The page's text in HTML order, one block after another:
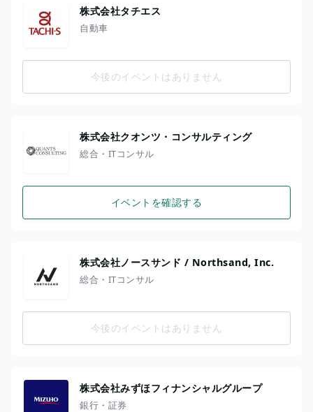
株式会社タチエス
自動車
今後のイベントはありません
株式会社クオンツ・コンサルティング
総合・ITコンサル
イベントを確認する
株式会社ノースサンド / Northsand, Inc.
総合・ITコンサル
今後のイベントはありません
株式会社みずほフィナンシャルグループ
銀行・証券